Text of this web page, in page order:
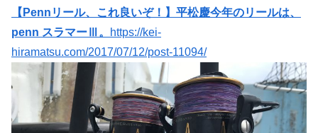
【Pennリール、これ良いぞ！】平松慶今年のリールは、
penn スラマーⅢ。
https://kei-
hiramatsu.com/2017/07/12/post-11094/